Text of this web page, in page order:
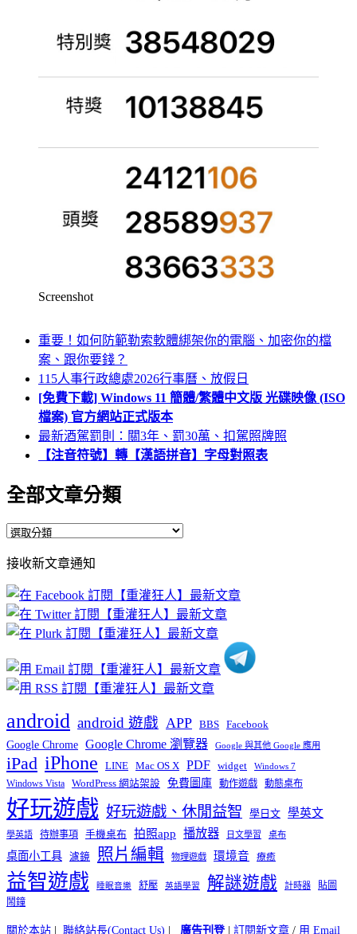
Screenshot
重要！如何防範勒索軟體綁架你的電腦、加密你的檔
案、跟你要錢？
115人事行政總處2026行事曆、放假日
[免費下載] Windows 11 簡體/繁體中文版 光碟映像 (ISO
檔案) 官方網站正式版本
最新酒駕罰則：關3年、罰30萬、扣駕照牌照
【注音符號】轉【漢語拼音】字母對照表
全部文章分類
全
文
章
分
類
接收新文章通知
android android 遊戲 APP BBS Facebook
Google Chrome Google Chrome 瀏覽器 Google 與其他 Google 應用
iPad iPhone LINE Mac OS X PDF widget Windows 7
Windows Vista WordPress 網站架設 免費圖庫 動作遊戲 動態桌布
好玩遊戲 好玩遊戲、休閒益智 學日文 學英文
學英語 待辦事項 手機桌布 拍照app 播放器 日文學習 桌布
桌面小工具 濾鏡 照片編輯 物理遊戲 環境音 療癒
益智遊戲 睡眠音樂 舒壓 英語學習 解謎遊戲 計時器
貼圖
鬧鐘
關於本站 | 聯絡站長(Contact Us) | 廣告刊登| 訂閱新文章 / 用 Email